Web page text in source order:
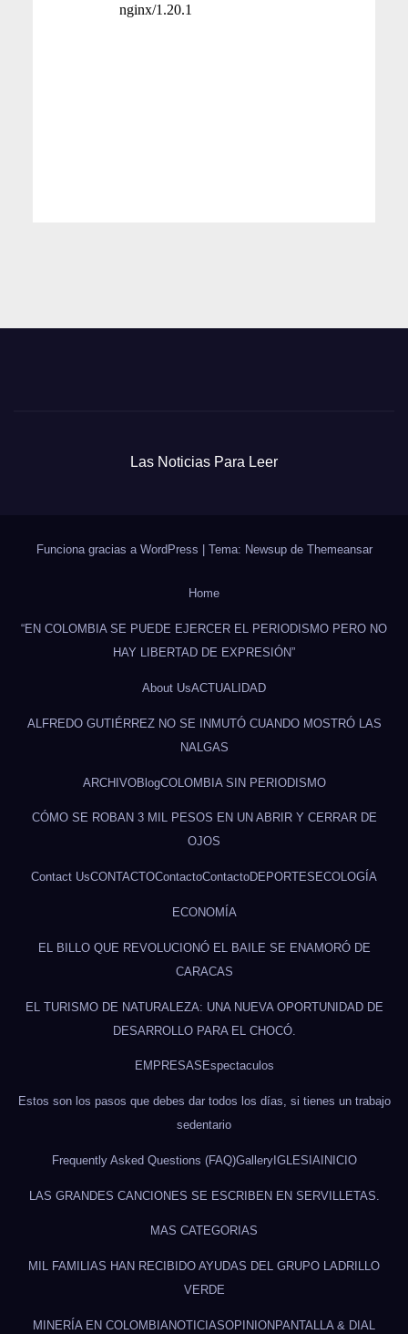
Las Noticias Para Leer
Funciona gracias a WordPress Tema: Newsup de Themeansar
Home
“EN COLOMBIA SE PUEDE EJERCER EL PERIODISMO PERO NO
HAY LIBERTAD DE EXPRESIÓN”
About UsACTUALIDAD
ALFREDO GUTIÉRREZ NO SE INMUTÓ CUANDO MOSTRÓ LAS
NALGAS
ARCHIVOBlogCOLOMBIA SIN PERIODISMO
CÓMO SE ROBAN 3 MIL PESOS EN UN ABRIR Y CERRAR DE
OJOS
Contact UsCONTACTOContactoContactoDEPORTES ECOLOGÍA
ECONOMÍA
EL BILLO QUE REVOLUCIONÓ EL BAILE SE ENAMORÓ DE
CARACAS
EL TURISMO DE NATURALEZA: UNA NUEVA OPORTUNIDAD DE
DESARROLLO PARA EL CHOCÓ.
EMPRESAS Espectaculos
Estos son los pasos que debes dar todos los días, si tienes un trabajo
sedentario
Frequently Asked Questions (FAQ)GalleryIGLESIA INICIO
LAS GRANDES CANCIONES SE ESCRIBEN EN SERVILLETAS.
MAS CATEGORIAS
MIL FAMILIAS HAN RECIBIDO AYUDAS DEL GRUPO LADRILLO
VERDE
MINERÍA EN COLOMBIA NOTICIASOPINION PANTALLA & DIAL